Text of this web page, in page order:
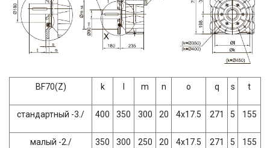
BF70(Z) k m n о q s t
стандартный -3./ 400 350 300 20 4х17.5 271 5 155
малый -2./ 350 300 250 20 4х17.5 271 5 155